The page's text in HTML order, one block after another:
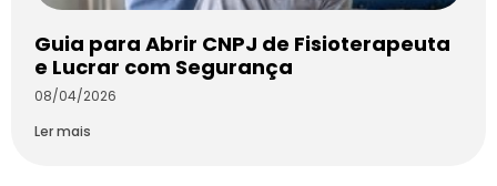
Guia para Abrir CNPJ de Fisioterapeuta
e Lucrar com Segurança
08/04/2026
Ler mais